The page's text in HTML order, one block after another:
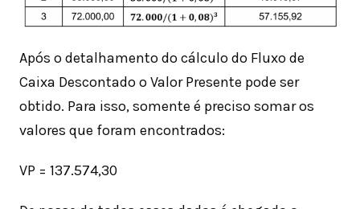
Após o detalhamento do cálculo do Fluxo de
Caixa Descontado o Valor Presente pode ser
obtido. Para isso, somente é preciso somar os
valores que foram encontrados:
VP = 137.574,30